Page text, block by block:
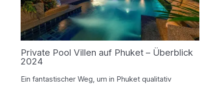
Private Pool Villen auf Phuket – Überblick
2024
Ein fantastischer Weg, um in Phuket qualitativ